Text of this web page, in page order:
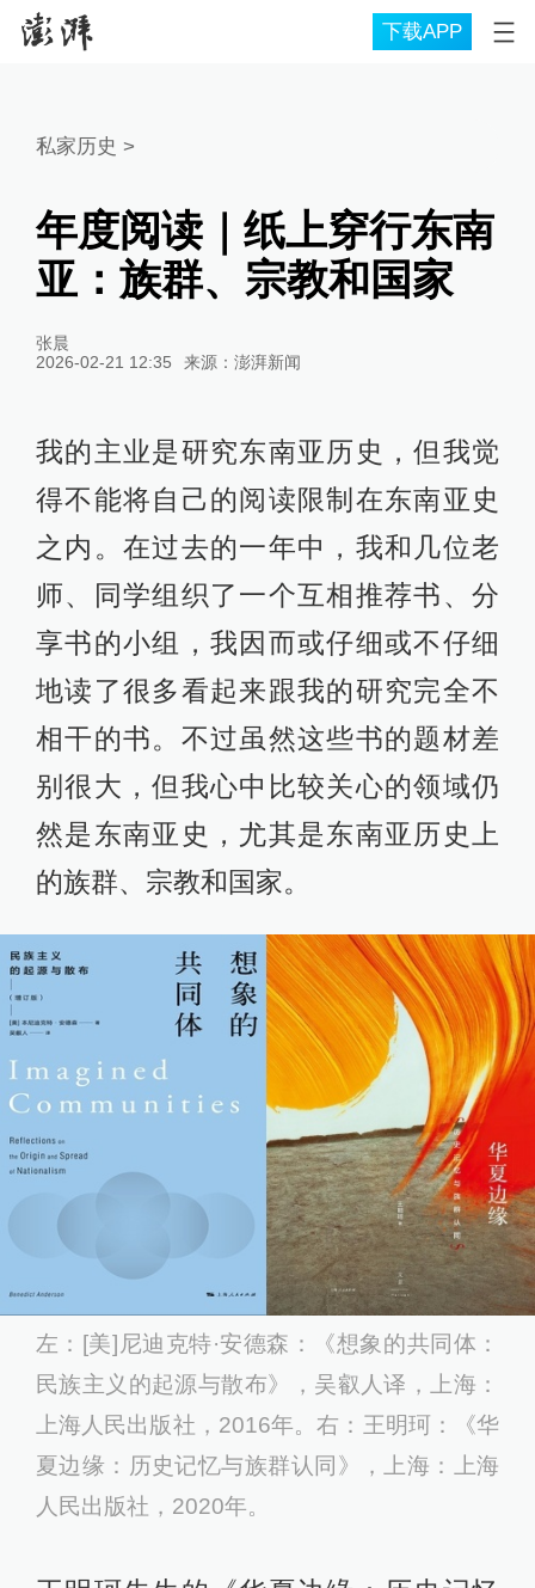
下载APP
私家历史 >
年度阅读｜纸上穿行东南
亚：族群、宗教和国家
张晨
2026-02-21 12:35
来源： 澎湃新闻
我的主业是研究东南亚历史，但我觉
得不能将自己的阅读限制在东南亚史
之内。在过去的一年中，我和几位老
师、同学组织了一个互相推荐书、分
享书的小组，我因而或仔细或不仔细
地读了很多看起来跟我的研究完全不
相干的书。不过虽然这些书的题材差
别很大，但我心中比较关心的领域仍
然是东南亚史，尤其是东南亚历史上
的族群、宗教和国家。
左：[美]尼迪克特·安德森：《想象的共同体：
民族主义的起源与散布》，吴叡人译，上海：
上海人民出版社，2016年。右：王明珂：《华
夏边缘：历史记忆与族群认同》，上海：上海
人民出版社，2020年。